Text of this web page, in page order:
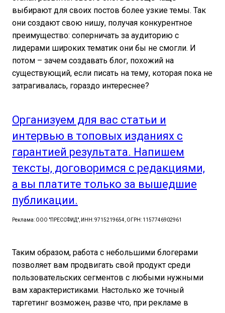
выбирают для своих постов более узкие темы. Так
они создают свою нишу, получая конкурентное
преимущество: соперничать за аудиторию с
лидерами широких тематик они бы не смогли. И
потом – зачем создавать блог, похожий на
существующий, если писать на тему, которая пока не
затрагивалась, гораздо интереснее?
Организуем для вас статьи и
интервью в топовых изданиях с
гарантией результата. Напишем
тексты, договоримся с редакциями,
а вы платите только за вышедшие
публикации.
Реклама: ООО "ПРЕССФИД", ИНН: 9715219654, ОГРН: 1157746902961
Таким образом, работа с небольшими блогерами
позволяет вам продвигать свой продукт среди
пользовательских сегментов с любыми нужными
вам характеристиками. Настолько же точный
таргетинг возможен, разве что, при рекламе в